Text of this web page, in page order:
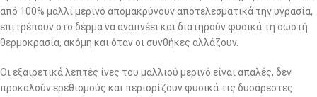
από 100% μαλλί μερινό απομακρύνουν αποτελεσματικά την υγρασία,
επιτρέπουν στο δέρμα να αναπνέει και διατηρούν φυσικά τη σωστή
θερμοκρασία, ακόμη και όταν οι συνθήκες αλλάζουν.
Οι εξαιρετικά λεπτές ίνες του μαλλιού μερινό είναι απαλές, δεν
προκαλούν ερεθισμούς και περιορίζουν φυσικά τις δυσάρεστες